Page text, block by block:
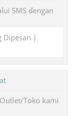
SMS dengan
Dipesan |
Toko kami